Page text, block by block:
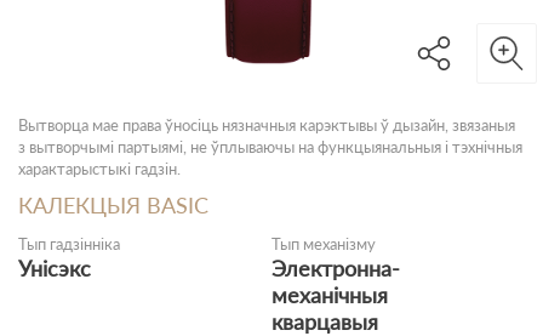
Вытворца мае права ўносіць нязначныя карэктывы ў дызайн, звязаныя
з вытворчымі партыямі, не ўплываючы на функцыянальныя і тэхнічныя
характарыстыкі гадзін.
КАЛЕКЦЫЯ BASIC
Тып гадзінніка
Унісэкс
Тып механізму
Электронна-
механічныя
кварцавыя